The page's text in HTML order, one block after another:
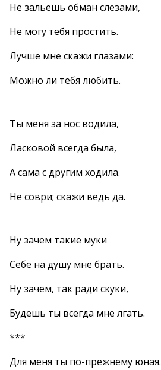
Не зальешь обман слезами,
Не могу тебя простить.
Лучше мне скажи глазами:
Можно ли тебя любить.
Ты меня за нос водила,
Ласковой всегда была,
А сама с другим ходила.
Не соври; скажи ведь да.
Ну зачем такие муки
Себе на душу мне брать.
Ну зачем, так ради скуки,
Будешь ты всегда мне лгать.
***
Для меня ты по-прежнему юная.